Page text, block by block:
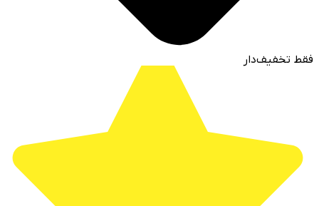
فقط تخفیف‌دار